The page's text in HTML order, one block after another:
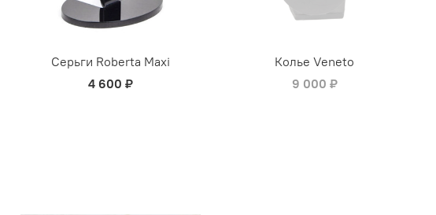
Серьги Roberta Maxi
4 600 ₽
Колье Veneto
9 000 ₽